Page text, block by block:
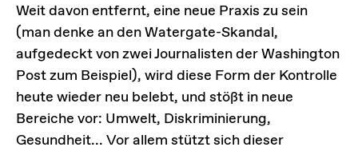
Weit davon entfernt, eine neue Praxis zu sein
(man denke an den Watergate-Skandal,
aufgedeckt von zwei Journalisten der Washington
Post zum Beispiel), wird diese Form der Kontrolle
heute wieder neu belebt, und stößt in neue
Bereiche vor: Umwelt, Diskriminierung,
Gesundheit... Vor allem stützt sich dieser